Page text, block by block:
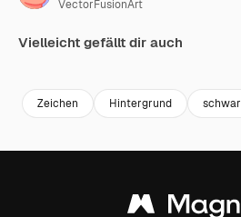
VectorFusionArt
Vielleicht gefällt dir auch
Zeichen Hintergrund